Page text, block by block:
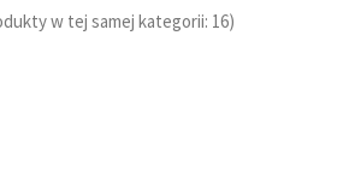
w tej samej kategorii: 16)